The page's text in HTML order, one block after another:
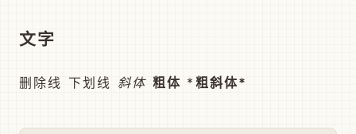
文字
删除线 下划线 斜体 粗体 * 粗斜体*